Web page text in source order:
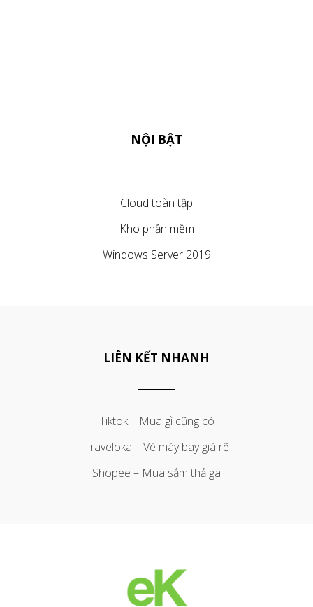
NỘI BẬT
Cloud toàn tập
Kho phần mềm
Windows Server 2019
LIÊN KẾT NHANH
Tiktok – Mua gì cũng có
Traveloka – Vé máy bay giá rẽ
Shopee – Mua sắm thả ga